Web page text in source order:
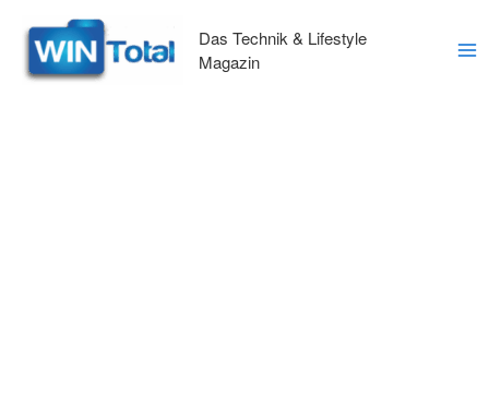
Inhalt
springen
Das Technik & Lifestyle
Magazin